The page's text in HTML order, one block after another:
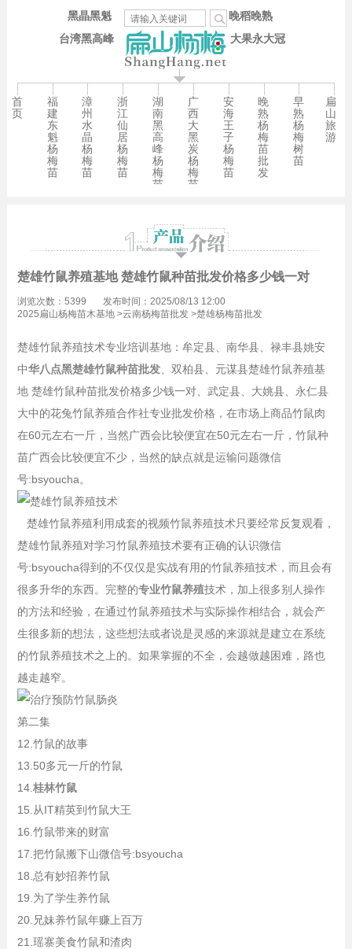
台湾黑高峰
晚稻晚熟
大果永大冠
黑晶黑魁
首
页
福
建
东
魁
杨
梅
苗
漳
州
水
晶
杨
梅
苗
浙
江
仙
居
杨
梅
苗
湖
南
黑
高
峰
杨
梅
苗
广
西
大
黑
炭
杨
梅
苗
安
海
王
子
杨
梅
苗
晚
熟
杨
梅
苗
批
发
早
熟
杨
梅
树
苗
扁
山
旅
游
楚雄竹鼠养殖基地 楚雄竹鼠种苗批发价格多少钱一对
浏览次数：5399
发布时间：2025/08/13 12:00
2025扁山杨梅苗木基地>云南杨梅苗批发>楚雄杨梅苗批发
楚雄竹鼠养殖技术专业培训基地：牟定县、南华县、禄丰县姚安
中华八点黑楚雄竹鼠种苗批发、双柏县、元谋县楚雄竹鼠养殖基
地 楚雄竹鼠种苗批发价格多少钱一对、武定县、大姚县、永仁县
大中的花兔竹鼠养殖合作社专业批发价格，在市场上商品竹鼠肉
在60元左右一斤，当然广西会比较便宜在50元左右一斤，竹鼠种
苗广西会比较便宜不少，当然的缺点就是运输问题微信
号:bsyoucha。
楚雄竹鼠养殖利用成套的视频竹鼠养殖技术只要经常反复观看，
楚雄竹鼠养殖对学习竹鼠养殖技术要有正确的认识微信
号:bsyoucha得到的不仅仅是实战有用的竹鼠养殖技术，而且会有
很多升华的东西。完整的专业竹鼠养殖技术，加上很多别人操作
的方法和经验，在通过竹鼠养殖技术与实际操作相结合，就会产
生很多新的想法，这些想法或者说是灵感的来源就是建立在系统
的竹鼠养殖技术之上的。如果掌握的不全，会越做越困难，路也
越走越窄。
第二集
12.竹鼠的故事
13.50多元一斤的竹鼠
14. 桂林竹鼠
15.从IT精英到竹鼠大王
16.竹鼠带来的财富
17.把竹鼠搬下山微信号:bsyoucha
18.总有妙招养竹鼠
19.为了学生养竹鼠
20.兄妹养竹鼠年赚上百万
21.瑶寨美食竹鼠和渣肉